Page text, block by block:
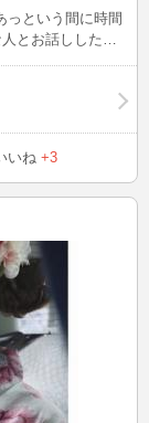
っという間に時間
とお話ししたい
いね +3